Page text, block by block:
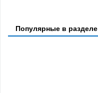
Популярные в разделе